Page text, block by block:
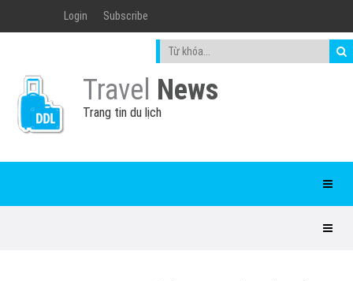
Login Subscribe
Travel News
Trang tin du lịch